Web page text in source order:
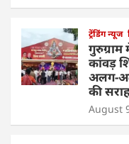
ट्रेंडिंग न्यूज
कांवड़
अलग-
की
August